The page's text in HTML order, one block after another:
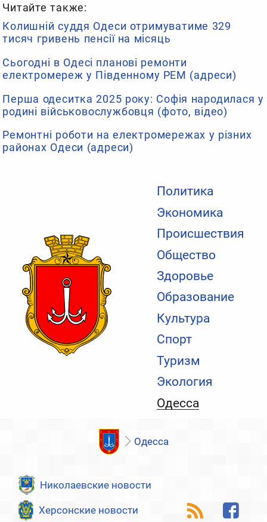
Политика
Экономика
Происшествия
Общество
Здоровье
Образование
Культура
Спорт
Туризм
Экология
Одесса
Читайте также:
Колишній суддя Одеси отримуватиме 329
тисяч гривень пенсії на місяць
Сьогодні в Одесі планові ремонти
електромереж у Південному РЕМ (адреси)
Перша одеситка 2025 року: Софія народилася у
родині військовослужбовця (фото, відео)
Ремонтні роботи на електромережах у різних
районах Одеси (адреси)
Одесса
Николаевские новости
Херсонские новости